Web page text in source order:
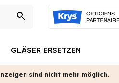
search
GLÄSER ERSETZEN
sind nicht mehr möglich.